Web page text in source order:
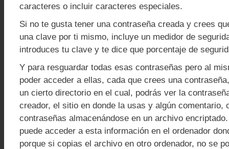
caracteres o incluir caracteres especiales.
Si no te gusta tener una contraseña creada y crees
una clave por ti mismo, incluye un medidor de
introduces tu clave y te dice que porcentaje de
Y para resguardar todas esas contraseñas pero al
poder acceder a ellas, cada que crees una
un cierto directorio en el cual, podrás ver la
creador, el sitio en donde la usas y algún comentario,
contraseñas almacenándose en un archivo
puede acceder a esta información en el ordenador
porque si copias el archivo en otro ordenador, no se